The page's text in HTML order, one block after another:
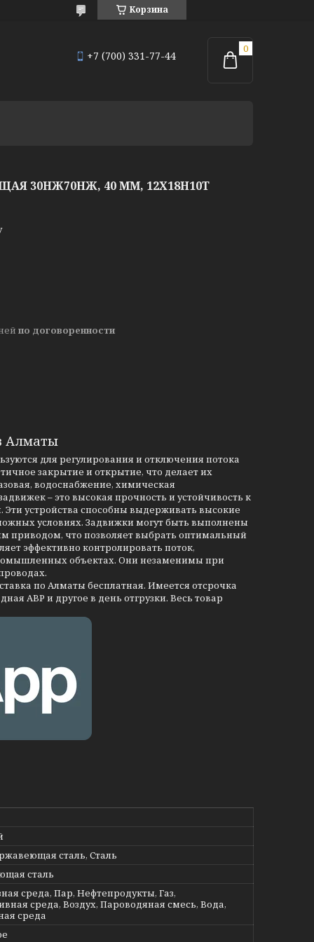
Корзина
+7 (700) 331-77-44
30НЖ70НЖ, 40 ММ, 12Х18Н10Т
по договоренности
Алматы
для регулирования и отключения потока
закрытие и открытие, что делает их
водоснабжение, химическая
– это высокая прочность и устойчивость к
Эти устройства способны выдерживать высокие
условиях. Задвижки могут быть выполнены
приводом, что позволяет выбрать оптимальный
эффективно контролировать поток,
объектах. Они незаменимы при
по Алматы бесплатная. Имеется отсрочка
АВР и другое в день отгрузки. Весь товар
сталь, Сталь
сталь
среда, Пар, Нефтепродукты, Газ,
среда, Воздух, Пароводяная смесь, Вода,
среда